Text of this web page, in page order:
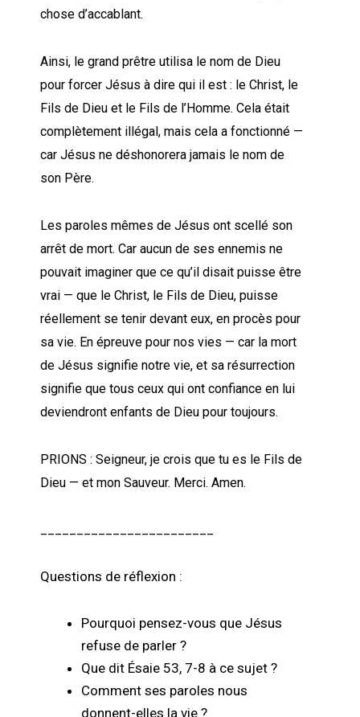
chose d’accablant.
Ainsi, le grand prêtre utilisa le nom de Dieu
pour forcer Jésus à dire qui il est : le Christ, le
Fils de Dieu et le Fils de l’Homme. Cela était
complètement illégal, mais cela a fonctionné —
car Jésus ne déshonorera jamais le nom de
son Père.
Les paroles mêmes de Jésus ont scellé son
arrêt de mort. Car aucun de ses ennemis ne
pouvait imaginer que ce qu’il disait puisse être
vrai — que le Christ, le Fils de Dieu, puisse
réellement se tenir devant eux, en procès pour
sa vie. En épreuve pour nos vies — car la mort
de Jésus signifie notre vie, et sa résurrection
signifie que tous ceux qui ont confiance en lui
deviendront enfants de Dieu pour toujours.
PRIONS : Seigneur, je crois que tu es le Fils de
Dieu — et mon Sauveur. Merci. Amen.
Questions de réflexion :
Pourquoi pensez-vous que Jésus
refuse de parler ?
Que dit Ésaie 53, 7-8 à ce sujet ?
Comment ses paroles nous
donnent-elles la vie ?